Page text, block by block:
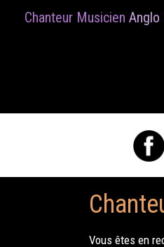
Chanteur Musicien Anglo
Vous êtes en